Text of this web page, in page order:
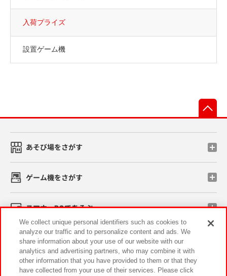
入荷プライズ
設置ゲーム機
あそび場をさがす
ゲーム機をさがす
スマホ・PCであそぶ
イベント・キャンペーン
We collect unique personal identifiers such as cookies to
analyze our traffic and to personalize content and ads. We
share information about your use of our website with our
analytics and advertising partners, who may combine it with
other information that you have provided to them or that they
have collected from your use of their services. Please click